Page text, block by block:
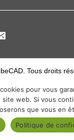
Tous droits
Systems
pour vous
web. Si vous
que vous en
Politique de